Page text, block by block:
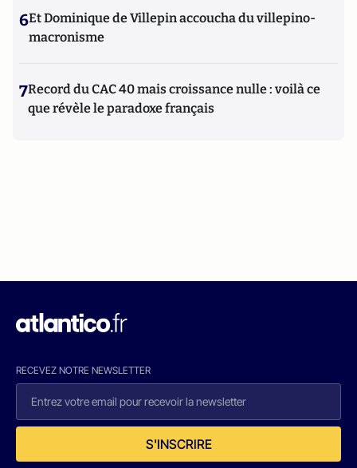
6Et Dominique de Villepin accoucha du villepino-
macronisme
7Record du CAC 40 mais croissance nulle : voilà ce
que révèle le paradoxe français
RECEVEZ NOTRE NEWSLETTER
S'INSCRIRE